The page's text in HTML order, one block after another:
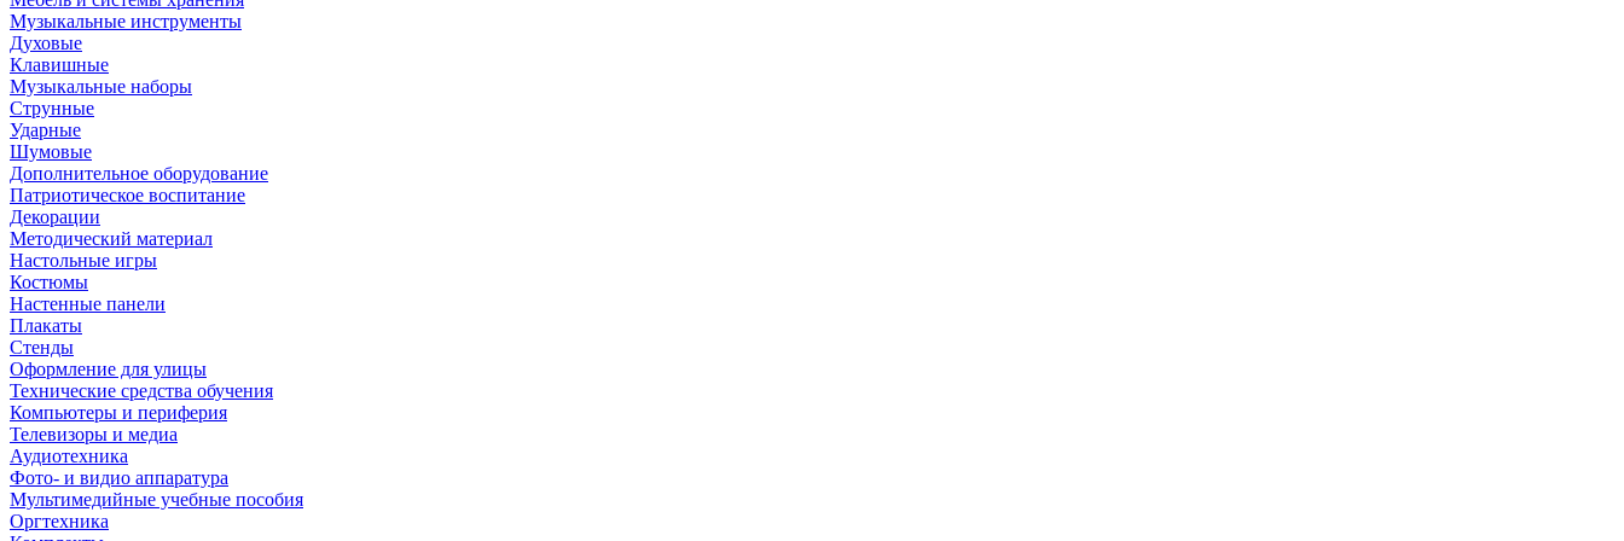
Музыкальные инструменты
Духовые
Клавишные
Музыкальные наборы
Струнные
Ударные
Шумовые
Дополнительное оборудование
Патриотическое воспитание
Декорации
Методический материал
Настольные игры
Костюмы
Настенные панели
Плакаты
Стенды
Оформление для улицы
Технические средства обучения
Компьютеры и периферия
Телевизоры и медиа
Аудиотехника
Фото- и видио аппаратура
Мультимедийные учебные пособия
Оргтехника